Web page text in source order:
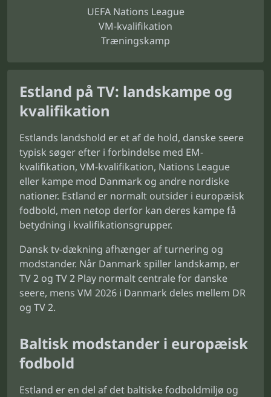
UEFA Nations League
VM-kvalifikation
Træningskamp
Estland på TV: landskampe og
kvalifikation
Estlands landshold er et af de hold, danske seere
typisk søger efter i forbindelse med EM-
kvalifikation, VM-kvalifikation, Nations League
eller kampe mod Danmark og andre nordiske
nationer. Estland er normalt outsider i europæisk
fodbold, men netop derfor kan deres kampe få
betydning i kvalifikationsgrupper.
Dansk tv-dækning afhænger af turnering og
modstander. Når Danmark spiller landskamp, er
TV 2 og TV 2 Play normalt centrale for danske
seere, mens VM 2026 i Danmark deles mellem DR
og TV 2.
Baltisk modstander i europæisk
fodbold
Estland er en del af det baltiske fodboldmiljø og